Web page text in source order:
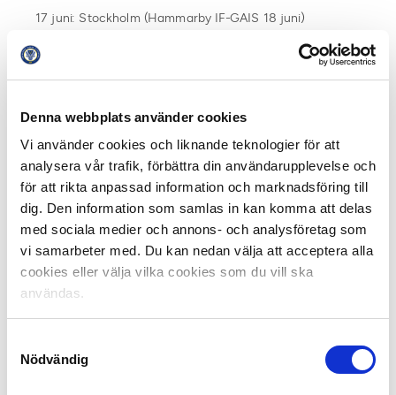
Denna webbplats använder cookies
Vi använder cookies och liknande teknologier för att
analysera vår trafik, förbättra din användarupplevelse och
för att rikta anpassad information och marknadsföring till
dig. Den information som samlas in kan komma att delas
med sociala medier och annons- och analysföretag som
vi samarbeter med. Du kan nedan välja att acceptera alla
cookies eller välja vilka cookies som du vill ska
användas.
Nödvändig
17 juni: Stockholm (Hammarby IF-GAIS 18 juni)
25 juni: Uppsala (IK Sirius FK-Värnamo 26 juni)
28 juni: Södertälje (Assyriska FF-Jönköping Södra IF 29
juni)
5-6 juli: Örebro (Örebro SK-IFK Norrköping 6 juli)
18-19 juli: Gävle (Gefle IF-Halmstad BK 19 juli)
24 juli: Varberg (Varbergs BOIS-Degerfors IF 27 juli)
25-26 juli: Halmstad (Halmstad BK-Gefle IF 26 juli)